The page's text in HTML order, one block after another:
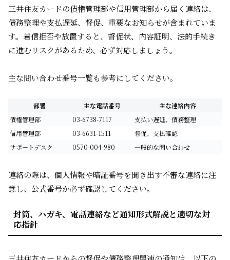
三井住友カードの債権管理部や信用管理部から届く連絡は、
債務整理や支払遅延、督促、重要なお知らせが含まれていま
す。着信拒否や放置すると、督促状、内容証明、法的手続き
に進むリスクがあるため、必ず対応しましょう。
主な問い合わせ番号一覧も参考にしてください。
部署 主な電話番号
主な連絡内容
債権管理部
03-6738-7117
支払い遅延、債務整理
信用管理部
03-6631-1511
督促、支払確認
サポートデスク
0570-004-980 一般的な問い合わせ
連絡の際は、個人情報や暗証番号を聞き出す不審な連絡に注
意し、公式番号か必ず確認してください。
封筒、ハガキ、電話連絡など通知形式解説と適切な対
応指針